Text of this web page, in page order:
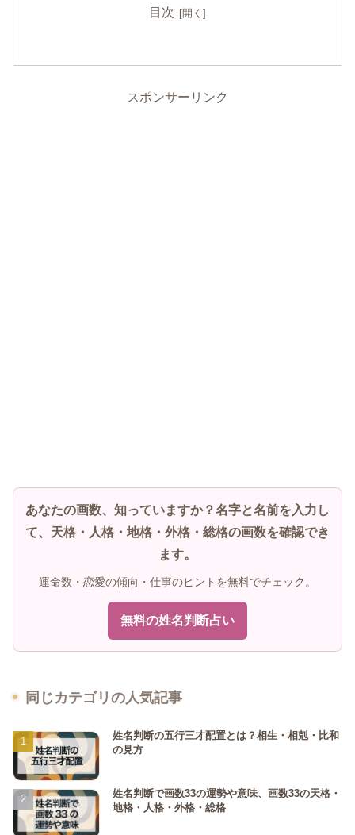
目次
スポンサーリンク
あなたの画数、知っていますか？名字と名前を入力し
て、天格・人格・地格・外格・総格の画数を確認でき
ます。
運命数・恋愛の傾向・仕事のヒントを無料でチェック。
無料の姓名判断占い
同じカテゴリの人気記事
姓名判断の五行三才配置とは？相生・相剋・比和
の見方
姓名判断で画数33の運勢や意味、画数33の天格・
地格・人格・外格・総格